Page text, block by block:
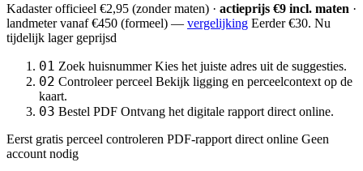
Kadaster officieel €2,95 (zonder maten) · actieprijs €9 incl. maten ·
landmetervanaf €450 (formeel) — vergelijking Eerder €30. Nu
tijdelijk lager geprijsd
01 Zoek huisnummer Kies het juiste adres uit de suggesties.
02 Controleer perceel Bekijk ligging en perceelcontext op de
kaart.
03 Bestel PDF Ontvang het digitale rapport direct online.
Eerst gratis perceel controleren PDF-rapport direct online Geen
account nodig